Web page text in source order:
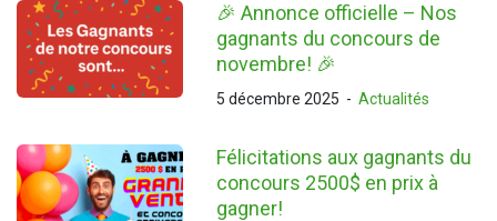
🎉 Annonce officielle – Nos
gagnants du concours de
novembre! 🎉
5 décembre 2025 - Actualités
Félicitations aux gagnants du
concours 2500$ en prix à
gagner!